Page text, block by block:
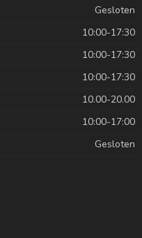
Gesloten
10:00-17:30
10:00-17:30
10:00-17:30
10.00-20.00
10:00-17:00
Gesloten